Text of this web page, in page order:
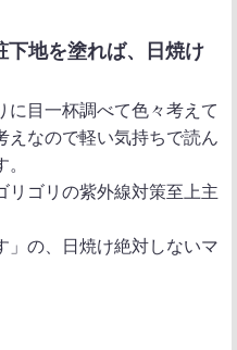
下地を塗れば、日焼け
に目一杯調べて色々考えて
えなので軽い気持ちで読ん
リゴリの紫外線対策至上主
」の、日焼け絶対しないマ